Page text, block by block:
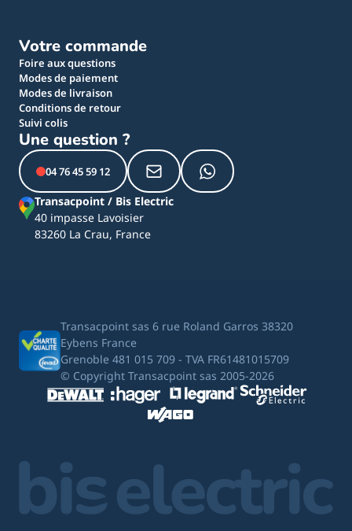
Votre commande
Foire aux questions
Modes de paiement
Modes de livraison
Conditions de retour
Suivi colis
Une question ?
04 76 45 59 12
Transacpoint / Bis Electric
40 impasse Lavoisier
83260 La Crau, France
Transacpoint sas 6 rue Roland Garros 38320
Eybens France
Grenoble 481 015 709 - TVA FR61481015709
© Copyright Transacpoint sas 2005-2026